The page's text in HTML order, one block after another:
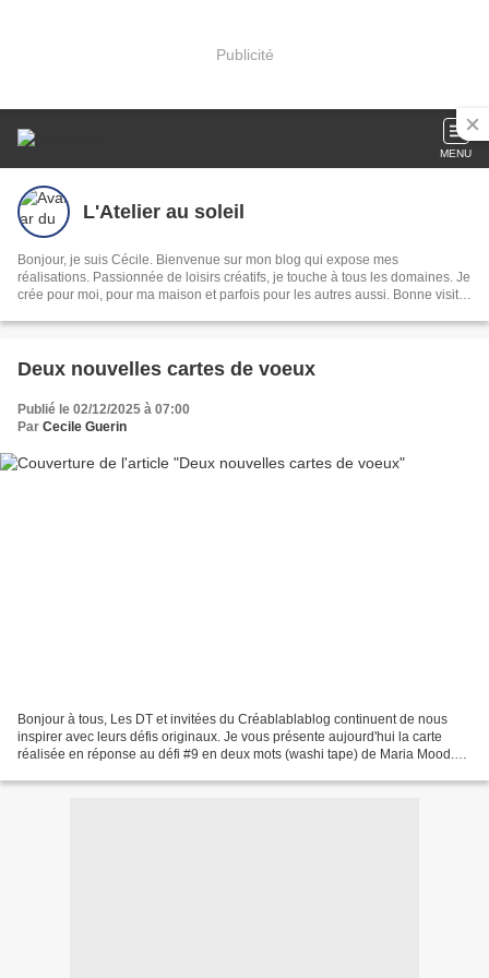
Publicité
MENU
L'Atelier au soleil
Bonjour, je suis Cécile. Bienvenue sur mon blog qui expose mes
réalisations. Passionnée de loisirs créatifs, je touche à tous les domaines. Je
crée pour moi, pour ma maison et parfois pour les autres aussi. Bonne visite
Deux nouvelles cartes de voeux
Publié le 02/12/2025 à 07:00
Par Cecile Guerin
Bonjour à tous, Les DT et invitées du Créablablablog continuent de nous
inspirer avec leurs défis originaux. Je vous présente aujourd'hui la carte
réalisée en réponse au défi #9 en deux mots (washi tape) de Maria Mood.